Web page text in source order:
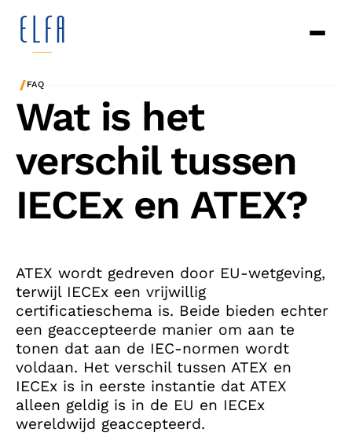
/FAQ
Wat is het
verschil tussen
IECEx en ATEX?
ATEX wordt gedreven door EU-wetgeving,
terwijl IECEx een vrijwillig
certificatieschema is. Beide bieden echter
een geaccepteerde manier om aan te
tonen dat aan de IEC-normen wordt
voldaan. Het verschil tussen ATEX en
IECEx is in eerste instantie dat ATEX
alleen geldig is in de EU en IECEx
wereldwijd geaccepteerd.